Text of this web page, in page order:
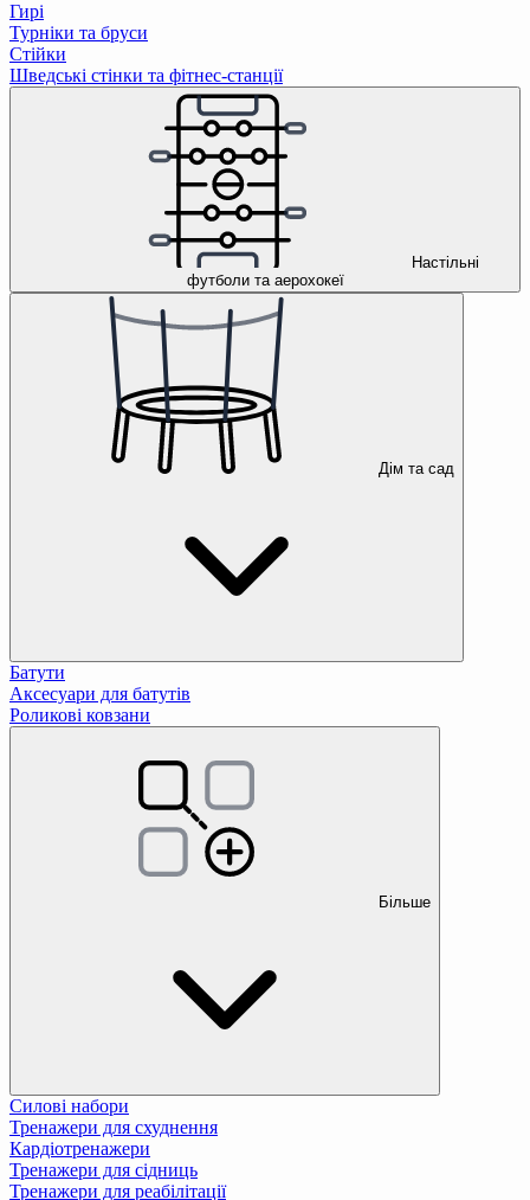
Гирі
Турніки та бруси
Стійки
Шведські стінки та фітнес-станції
Настільні
футболи та аерохокеї
Дім та сад
Батути
Аксесуари для батутів
Роликові ковзани
Більше
Силові набори
Тренажери для схуднення
Кардіотренажери
Тренажери для сідниць
Тренажери для реабілітації